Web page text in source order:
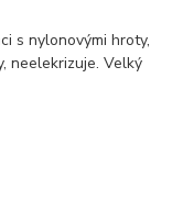
s nylonovými hroty,
neelekrizuje. Velký